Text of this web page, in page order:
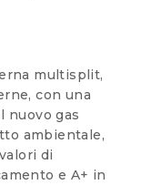
multisplit,
con una
nuovo gas
ambientale,
di
e A+ in